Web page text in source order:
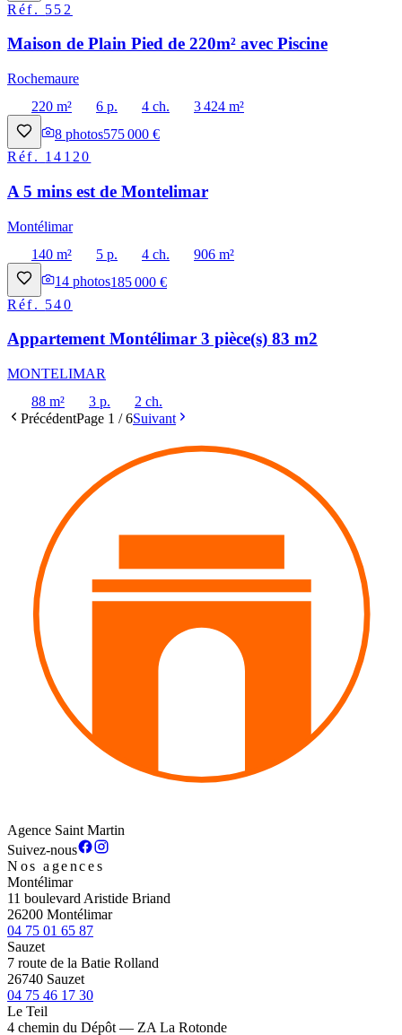
Réf. 552
Maison de Plain Pied de 220m² avec Piscine
Rochemaure
220 m²
6 p. 4 ch.
3 424 m²
8 photos575 000 €
Réf. 14120
A 5 mins est de Montelimar
Montélimar
140 m²
5 p. 4 ch.
906 m²
14 photos185 000 €
Réf. 540
Appartement Montélimar 3 pièce(s) 83 m2
MONTELIMAR
88 m²
3 p.
2 ch.
PrécédentPage 1 /6Suivant
Agence Saint Martin
Suivez-nous
Nos agences
Montélimar
11 boulevard Aristide Briand
26200 Montélimar
04 75 01 65 87
Sauzet
7 route de la Batie Rolland
26740 Sauzet
04 75 46 17 30
Le Teil
4 chemin du Dépôt — ZA La Rotonde